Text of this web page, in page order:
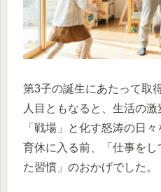
第3子の誕生にあたって取
人目ともなると、生活の激
「戦場」と化す怒涛の日
育休に入る前、「仕事を
た習慣」のおかげでした。